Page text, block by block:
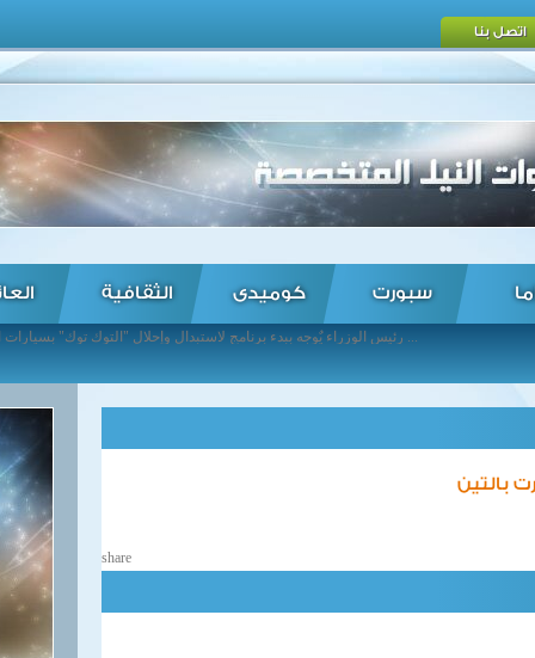
اتصل بنا
سبورت كوميدى الثقافية
بالتين
share